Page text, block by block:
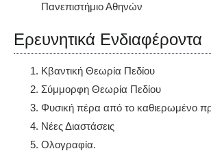
Πανεπιστήμιο Αθηνών
Ερευνητικά Ενδιαφέροντα
Κβαντική Θεωρία Πεδίου
Σύμμορφη Θεωρία Πεδίου
Φυσική πέρα από το καθιερωμένο
Νέες Διαστάσεις
Ολογραφία.